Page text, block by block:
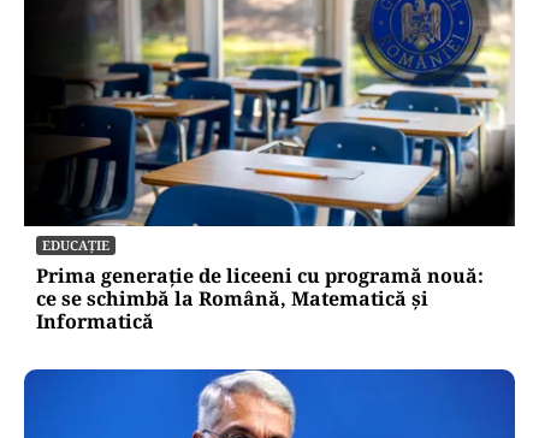
EDUCAȚIE
Prima generație de liceeni cu programă nouă:
ce se schimbă la Română, Matematică și
Informatică